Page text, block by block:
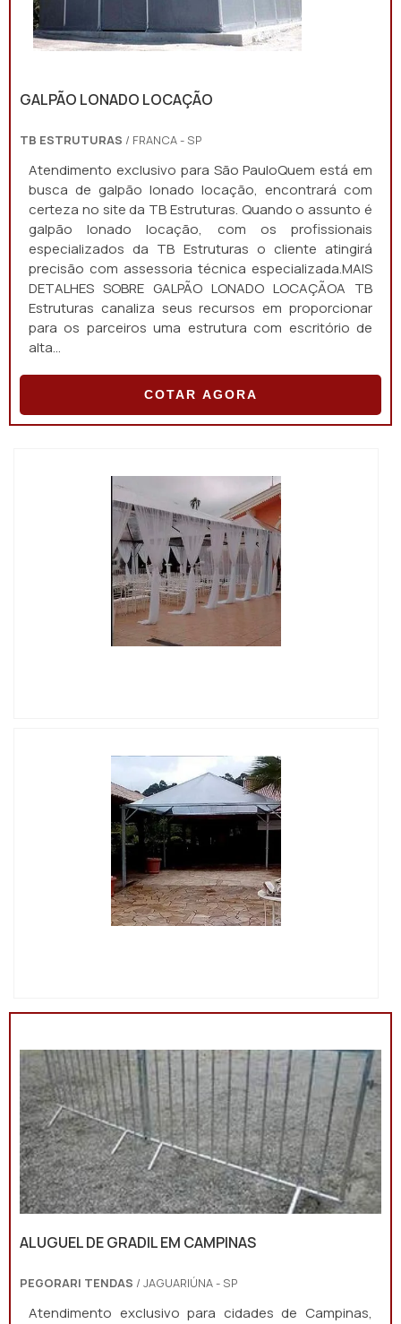
GALPÃO LONADO LOCAÇÃO
TB ESTRUTURAS / FRANCA - SP
Atendimento exclusivo para São PauloQuem está em
busca de galpão lonado locação, encontrará com
certeza no site da TB Estruturas. Quando o assunto é
galpão lonado locação, com os profissionais
especializados da TB Estruturas o cliente atingirá
precisão com assessoria técnica especializada.MAIS
DETALHES SOBRE GALPÃO LONADO LOCAÇÃOA TB
Estruturas canaliza seus recursos em proporcionar
para os parceiros uma estrutura com escritório de
alta...
COTAR AGORA
ALUGUEL DE GRADIL EM CAMPINAS
PEGORARI TENDAS / JAGUARIÚNA - SP
Atendimento exclusivo para cidades de Campinas,